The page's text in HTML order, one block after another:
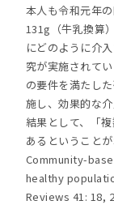
本人も令和元年
131g（牛乳換算
にどのように介
究が実施されて
の要件を満たし
施し、効果的な
結果として、「
あるということ
Community-
healthy
Reviews 41: 18,